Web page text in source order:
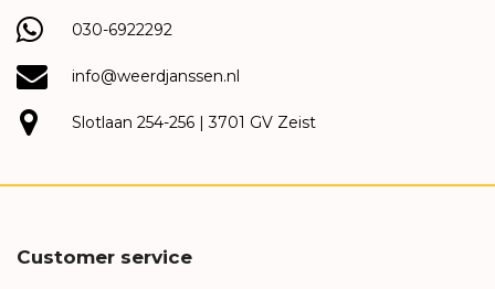
030-6922292
info@weerdjanssen.nl
Slotlaan 254-256 | 3701 GV Zeist
Customer service